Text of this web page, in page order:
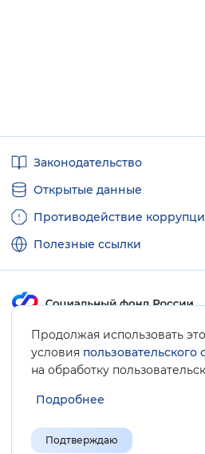
Продолжая использовать
условия пользовательского
на обработку
Подробнее
Подтверждаю
ссылкиЗаконодательство
Открытые данные
Противодействие
Полезные ссылки
Карта сайта